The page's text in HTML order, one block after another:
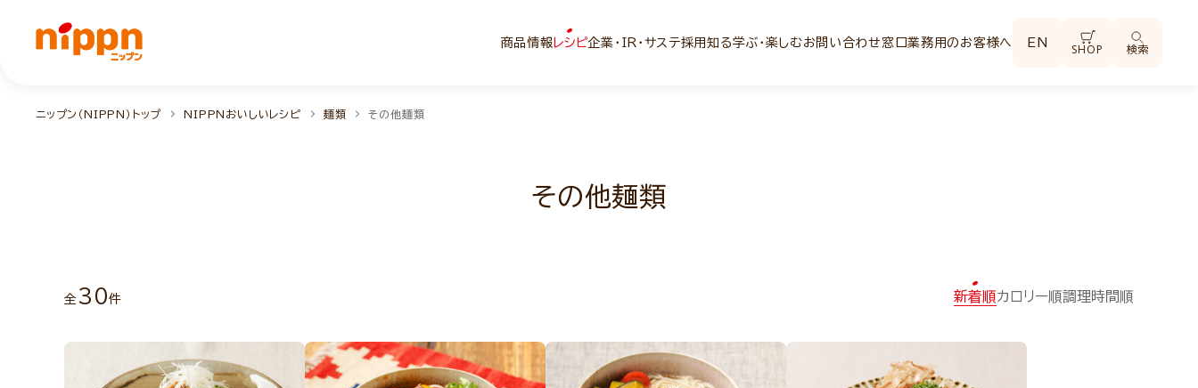
商品情報 レシピ企業・IR・サステ採用知る学ぶ・楽しむお問い合わせ窓口業務用のお客様へ EN SHOP 検索
ニップン（NIPPN）トップ NIPPNおいしいレシピ 麺類 その他麺類
その他麺類
全 30件 新着順カロリー順調理時間順